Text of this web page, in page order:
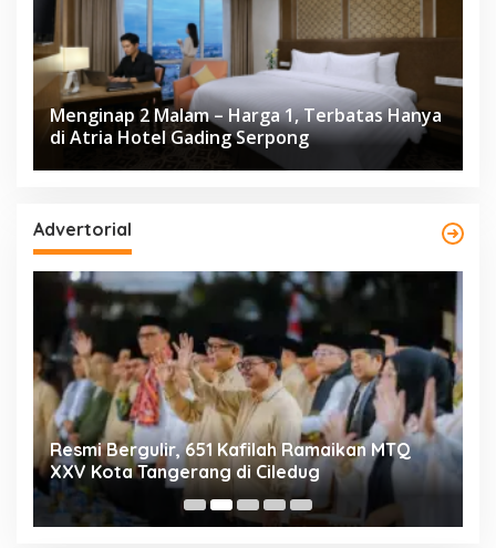
Menginap 2 Malam – Harga 1, Terbatas Hanya
di Atria Hotel Gading Serpong
Advertorial
Resmi Bergulir, 651 Kafilah Ramaikan MTQ
XXV Kota Tangerang di Ciledug